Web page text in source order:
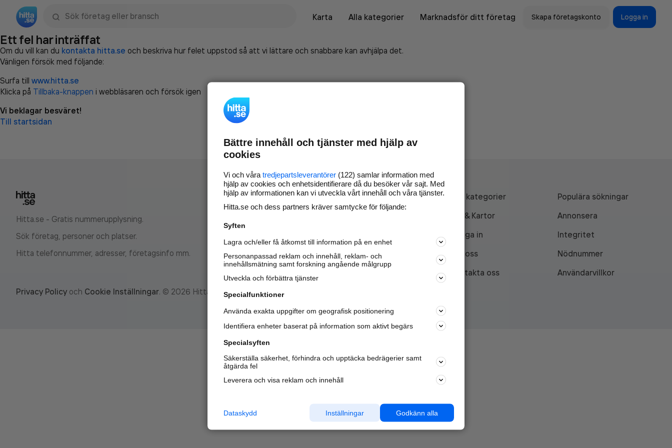
Karta
Alla kategorier Marknadsför ditt företag Skapa företagskonto Logga in
Ett fel har inträffat
Om du vill kan du kontakta hitta.se och beskriva hur felet uppstod så att vi lättare och snabbare kan avhjälpa det.
Vänligen försök med följande:
Surfa till www.hitta.se
Klicka på Tillbaka-knappen i webbläsaren och försök igen
Vi beklagar besväret!
Till startsidan
Hitta.se - Gratis nummerupplysning.
Sök företag, personer och platser.
Hitta telefonnummer, adresser, företagsinfo mm.
Marknadsför företaget på
nya kunder och
samarbetspartners nära dig.
Läs mer här
Alla kategorier
Populära sökningar
API & Kartor
Annonsera
Logga in
Integritet
Om oss
Nödnummer
Kontakta oss
Användarvillkor
Privacy Policy och Cookie Inställningar. © 2026 Hitta.se
Bättre innehåll och tjänster med hjälp av
cookies
Vi och våra tredjepartsleverantörer (122) samlar information med
hjälp av cookies och enhetsidentifierare då du besöker vår sajt. Med
hjälp av informationen kan vi utveckla vårt innehåll och våra tjänster.
Hitta.se och dess partners kräver samtycke för följande:
Syften
Lagra och/eller få åtkomst till information på en enhet
Personanpassad reklam och innehåll, reklam- och
innehållsmätning samt forskning angående målgrupp
Utveckla och förbättra tjänster
Specialfunktioner
Använda exakta uppgifter om geografisk positionering
Identifiera enheter baserat på information som aktivt begärs
Specialsyften
Säkerställa säkerhet, förhindra och upptäcka bedrägerier samt
åtgärda fel
Leverera och visa reklam och innehåll
Godkänn alla
Inställningar
Dataskydd